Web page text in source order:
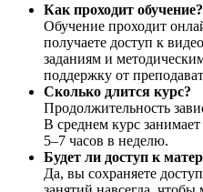
Как проходит обучение?
Обучение проходит
получаете доступ к
заданиям и
поддержку от
Сколько длится курс?
Продолжительность
В среднем курс
5–7 часов в неделю.
Будет ли доступ к
Да, вы сохраняете